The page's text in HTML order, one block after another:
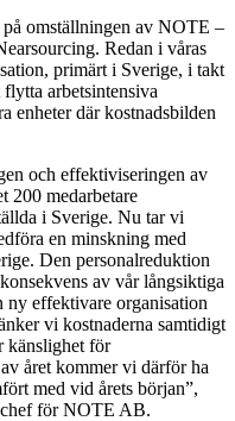
omställningen av NOTE –
Redan i våras
primärt i Sverige, i takt
arbetsintensiva
enheter där kostnadsbilden
och effektiviseringen av
200 medarbetare
i Sverige. Nu tar vi
en minskning med
Den personalreduktion
av vår långsiktiga
ny effektivare organisation
vi kostnaderna samtidigt
känslighet för
året kommer vi därför ha
med vid årets början”,
för NOTE AB.